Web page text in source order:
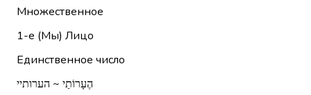
Множественное
1-е (Мы) Лицо
Единственное число
הֶעָרוֹתַי ~ הערותיי